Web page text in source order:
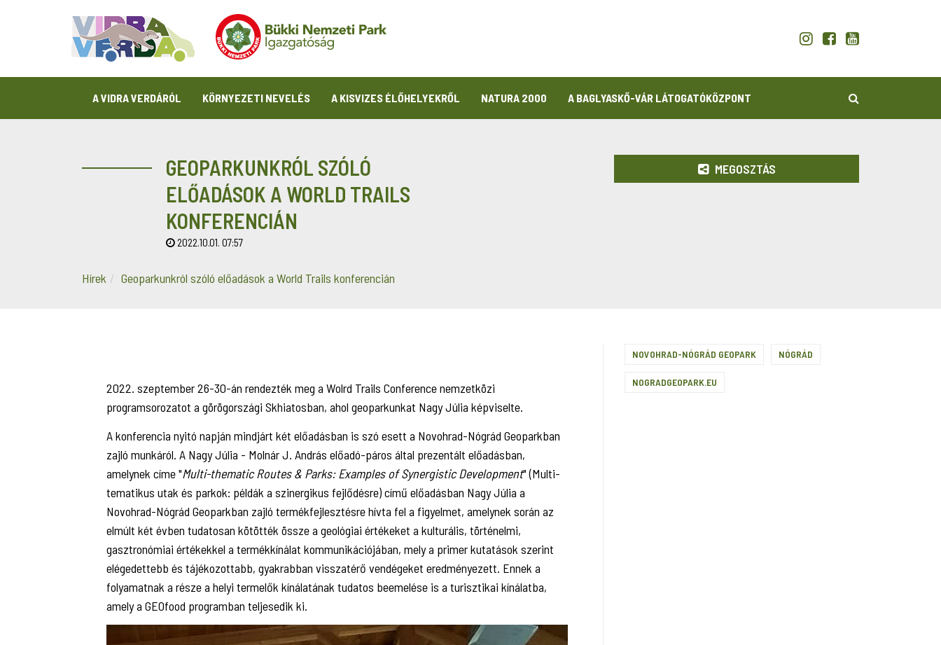
A VIDRA VERDÁRÓL KÖRNYEZETI NEVELÉS A KISVIZES ÉLŐHELYEKRŐL NATURA 2000 A BAGLYASKŐ-VÁR LÁTOGATÓKÖZPONT
GEOPARKUNKRÓL SZÓLÓ
ELŐADÁSOK A WORLD TRAILS
KONFERENCIÁN
2022.10.01. 07:57
Hírek Geoparkunkról szóló előadások a World Trails konferencián
MEGOSZTÁS
2022. szeptember 26-30-án rendezték meg a Wolrd Trails Conference nemzetközi
programsorozatot a görögországi Skhiatosban, ahol geoparkunkat Nagy Júlia képviselte.
A konferencia nyitó napján mindjárt két előadásban is szó esett a Novohrad-Nógrád Geoparkban
zajló munkáról. A Nagy Júlia - Molnár J. András előadó-páros által prezentált előadásban,
amelynek címe "Multi-thematic Routes & Parks: Examples of Synergistic Development" (Multi-
tematikus utak és parkok: példák a szinergikus fejlődésre) című előadásban Nagy Júlia a
Novohrad-Nógrád Geoparkban zajló termékfejlesztésre hívta fel a figyelmet, amelynek során az
elmúlt két évben tudatosan kötötték össze a geológiai értékeket a kulturális, történelmi,
gasztronómiai értékekkel a termékkínálat kommunikációjában, mely a primer kutatások szerint
elégedettebb és tájékozottabb, gyakrabban visszatérő vendégeket eredményezett. Ennek a
folyamatnak a része a helyi termelők kínálatának tudatos beemelése is a turisztikai kínálatba,
amely a GEOfood programban teljesedik ki.
NOVOHRAD-NÓGRÁD GEOPARK NÓGRÁD
NOGRADGEOPARK.EU